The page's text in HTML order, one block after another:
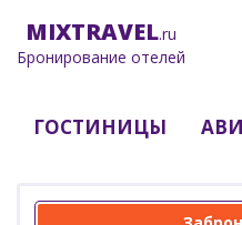
MIXTRAVEL.ru
Бронирование отелей
ГОСТИНИЦЫ